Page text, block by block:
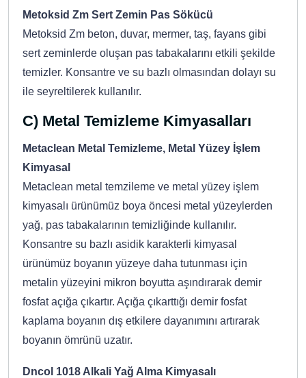
Metoksid Zm Sert Zemin Pas Sökücü
Metoksid Zm beton, duvar, mermer, taş, fayans gibi
sert zeminlerde oluşan pas tabakalarını etkili şekilde
temizler. Konsantre ve su bazlı olmasından dolayı su
ile seyreltilerek kullanılır.
C) Metal Temizleme Kimyasalları
Metaclean Metal Temizleme, Metal Yüzey İşlem
Kimyasal
Metaclean metal temzileme ve metal yüzey işlem
kimyasalı ürünümüz boya öncesi metal yüzeylerden
yağ, pas tabakalarının temizliğinde kullanılır.
Konsantre su bazlı asidik karakterli kimyasal
ürünümüz boyanın yüzeye daha tutunması için
metalin yüzeyini mikron boyutta aşındırarak demir
fosfat açığa çıkartır. Açığa çıkarttığı demir fosfat
kaplama boyanın dış etkilere dayanımını artırarak
boyanın ömrünü uzatır.
Dncol 1018 Alkali Yağ Alma Kimyasalı